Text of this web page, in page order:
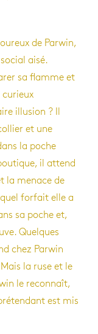
de Parwin,
aisé.
sa flamme et
curieux
illusion ? Il
et une
la poche
il attend
la menace de
forfait elle a
sa poche et,
Quelques
chez Parwin
la ruse et le
le reconnaît,
est mis